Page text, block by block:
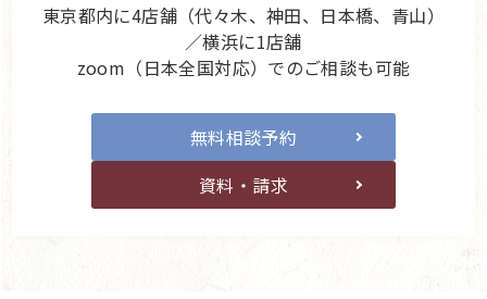
東京都内に4店舗（代々木、神田、日本橋、青山）
／横浜に1店舗
zoom（日本全国対応）でのご相談も可能
無料相談予約
資料・請求